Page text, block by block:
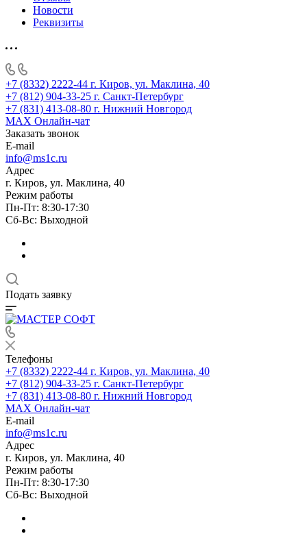
Новости
Реквизиты
+7 (8332) 2222-44 г. Киров, ул. Маклина, 40
+7 (812) 904-33-25 г. Санкт-Петербург
+7 (831) 413-08-80 г. Нижний Новгород
MAX Онлайн-чат
Заказать звонок
E-mail
info@ms1c.ru
Адрес
г. Киров, ул. Маклина, 40
Режим работы
Пн-Пт: 8:30-17:30
Cб-Вс: Выходной
Подать заявку
Телефоны
+7 (8332) 2222-44 г. Киров, ул. Маклина, 40
+7 (812) 904-33-25 г. Санкт-Петербург
+7 (831) 413-08-80 г. Нижний Новгород
MAX Онлайн-чат
E-mail
info@ms1c.ru
Адрес
г. Киров, ул. Маклина, 40
Режим работы
Пн-Пт: 8:30-17:30
Cб-Вс: Выходной